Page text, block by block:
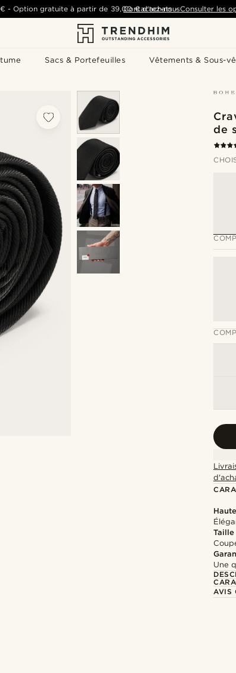
Sacs & Portefeuilles Vêtements & Sous-
-Option gratuite à partir de 39,00 € d'achats- Consulter les
Contactez-nous
de
Une
AVIS